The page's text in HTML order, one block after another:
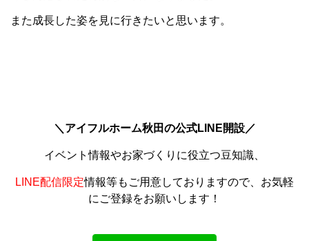
また成長した姿を見に行きたいと思います。
＼アイフルホーム秋田の公式LINE開設／
イベント情報やお家づくりに役立つ豆知識、
LINE配信限定情報等もご用意しておりますので、お気軽
にご登録をお願いします！